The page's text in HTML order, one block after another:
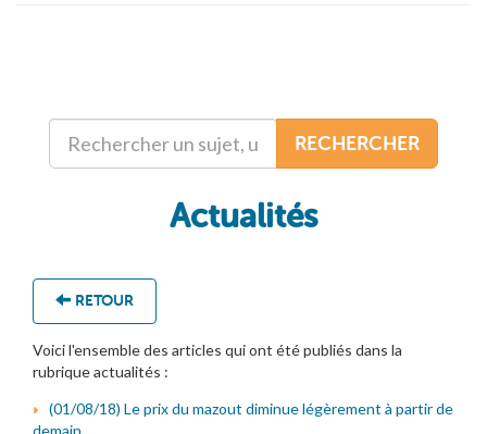
RECHERCHER
Actualités
RETOUR
Voici l'ensemble des articles qui ont été publiés dans la
rubrique actualités :
(01/08/18) Le prix du mazout diminue légèrement à partir de
demain